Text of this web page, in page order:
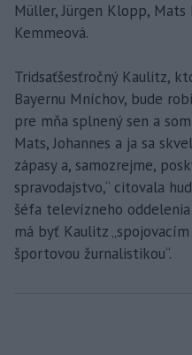
Müller, Jürgen Klopp, Mats
Kemmeová.
Tridsaťšesťročný Kaulitz,
Bayernu Mníchov, bude
pre mňa splnený sen a
Mats, Johannes a ja sa
zápasy a, samozrejme,
spravodajstvo,“ citovala
šéfa televízneho
má byť Kaulitz
športovou žurnalistikou“.